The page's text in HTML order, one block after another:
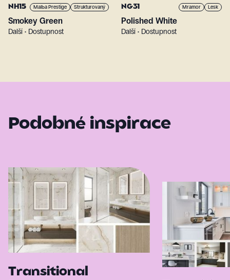
NH15 Malba Prestige Strukturovaný
Smokey Green
Další • Dostupnost
NG31 Mramor Lesk
Polished White
Další • Dostupnost
Podobné inspirace
Transitional